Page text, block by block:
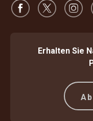
Erhalten Sie